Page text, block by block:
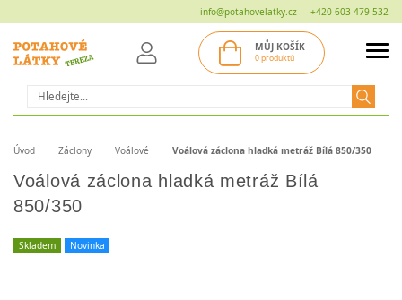
info@potahovelatky.cz +420 603 479 532
Hledat
MŮJ KOŠÍK
0 produktů
Úvod Záclony Voálové Voálová záclona hladká metráž Bílá 850/350
Voálová záclona hladká metráž Bílá
850/350
Skladem Novinka